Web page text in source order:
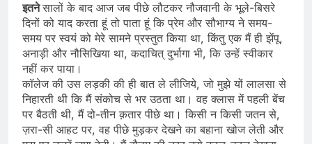
इतनेसालों के बाद आज जब पीछे लौटकर नौजवानी के भूले-बिसरे
दिनों को याद करता हूं तो पाता हूं कि प्रेम और सौभाग्य ने समय-
समय पर स्वयं को मेरे सामने प्रस्तुत किया था, किंतु एक मैं ही झेंपू,
अनाड़ी और नौसिखिया था, कदाचित् दुर्भागा भी, कि उन्हें स्वीकार
नहीं कर पाया।
कॉलेज की उस लड़की की ही बात ले लीजिये, जो मुझे यों लालसा से
निहारती थी कि मैं संकोच से भर उठता था। वह क्लास में पहली बेंच
पर बैठती थी, मैं दो-तीन क़तार पीछे था। किसी न किसी जतन से,
ज़रा-सी आहट पर, वह पीछे मुड़कर देखने का बहाना खोज लेती और